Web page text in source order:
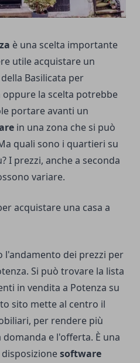
è una scelta importante
utile acquistare un
Basilicata per
la scelta potrebbe
portare avanti un
in una zona che si può
quali sono i quartieri su
I prezzi, anche a seconda
variare.
acquistare una casa a
l'andamento dei prezzi per
Si può trovare la lista
in vendita a Potenza su
sito mette al centro il
per rendere più
e l'offerta. È una
software